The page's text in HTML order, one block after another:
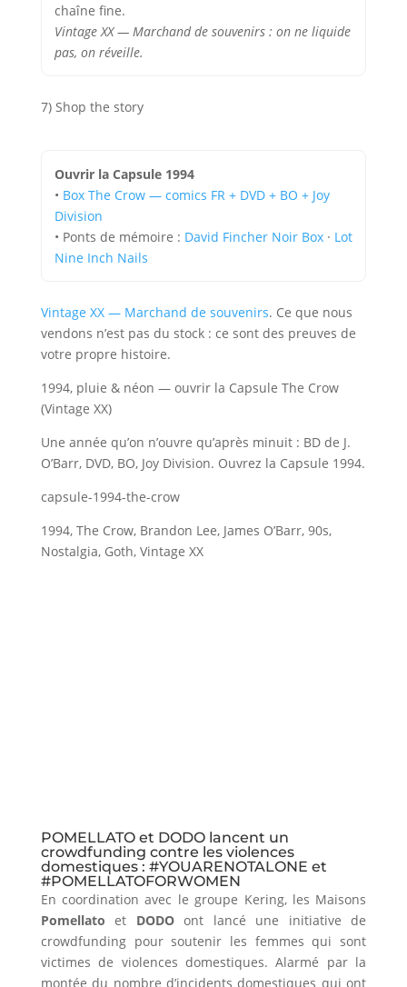
chaîne fine.
Vintage XX — Marchand de souvenirs : on ne liquide
pas, on réveille.
7) Shop the story
Ouvrir la Capsule 1994
• Box The Crow — comics FR + DVD + BO + Joy
Division
• Ponts de mémoire : David Fincher Noir Box· Lot
Nine Inch Nails
Vintage XX — Marchand de souvenirs. Ce que nous
vendons n’est pas du stock : ce sont des preuves de
votre propre histoire.
1994, pluie & néon — ouvrir la Capsule The Crow
(Vintage XX)
Une année qu’on n’ouvre qu’après minuit : BD de J.
O’Barr, DVD, BO, Joy Division. Ouvrez la Capsule 1994.
capsule-1994-the-crow
1994, The Crow, Brandon Lee, James O’Barr, 90s,
Nostalgia, Goth, Vintage XX
POMELLATO et DODO lancent un
crowdfunding contre les violences
domestiques : #YOUARENOTALONE et
#POMELLATOFORWOMEN
En coordination avec le groupe Kering, les Maisons
Pomellato et DODOont lancé une initiative de
crowdfunding pour soutenir les femmes qui sont
victimes de violences domestiques. Alarmé par la
montée du nombre d’incidents domestiques qui ont